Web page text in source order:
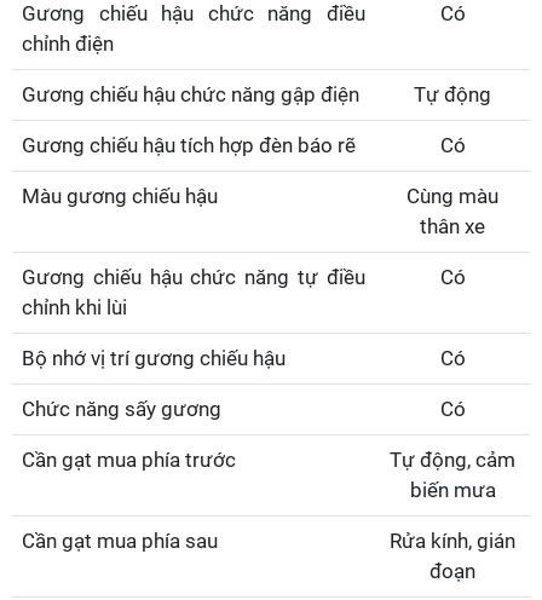
Gương chiếu hậu chức năng điều
chỉnh điện
Có
Gương chiếu hậu chức năng gập điện Tự động
Gương chiếu hậu tích hợp đèn báo rẽ Có
Màu gương chiếu hậu
Cùng màu
thân xe
Gương chiếu hậu chức năng tự điều
chỉnh khi lùi
Có
Bộ nhớ vị trí gương chiếu hậu Có
Chức năng sấy gương Có
Cần gạt mua phía trước
Tự động, cảm
biến mưa
Cần gạt mua phía sau
Rửa kính, gián
đoạn